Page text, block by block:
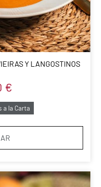
Y LANGOSTINOS
€
a la Carta